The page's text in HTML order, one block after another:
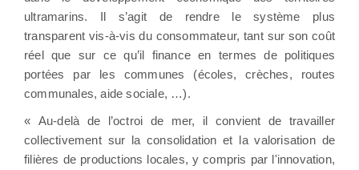
ultramarins. Il s’agit de rendre le système plus
transparent vis-à-vis du consommateur, tant sur son coût
réel que sur ce qu’il finance en termes de politiques
portées par les communes (écoles, crèches, routes
communales, aide sociale, …).
« Au-delà de l’octroi de mer, il convient de travailler
collectivement sur la consolidation et la valorisation de
filières de productions locales, y compris par l'innovation,